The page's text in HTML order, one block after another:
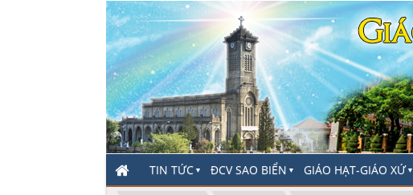
TIN TỨC ▼ ĐCV SAO BIỂN ▼ GIÁO HẠT-GIÁO XỨ▼